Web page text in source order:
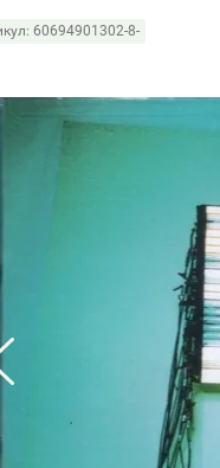
60694901302-8-